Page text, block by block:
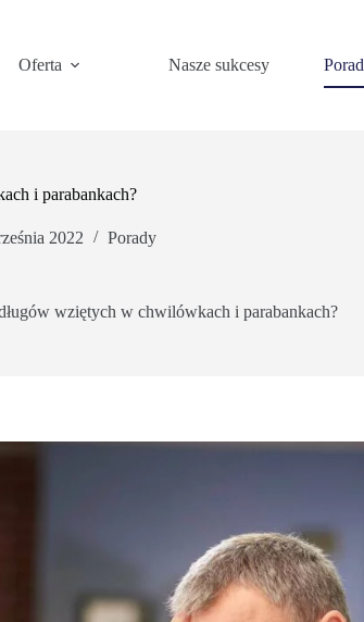
Oferta
Nasze sukcesy
i parabankach?
2022 Porady
wziętych w chwilówkach i parabankach?